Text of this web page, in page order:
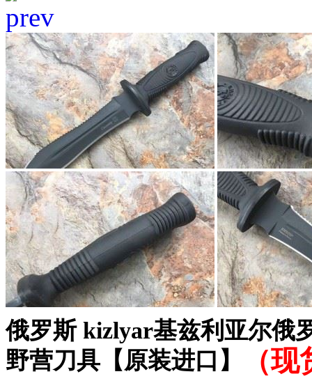
俄罗斯 kizlyar基兹利亚尔俄
野营刀具【原装进口】
（